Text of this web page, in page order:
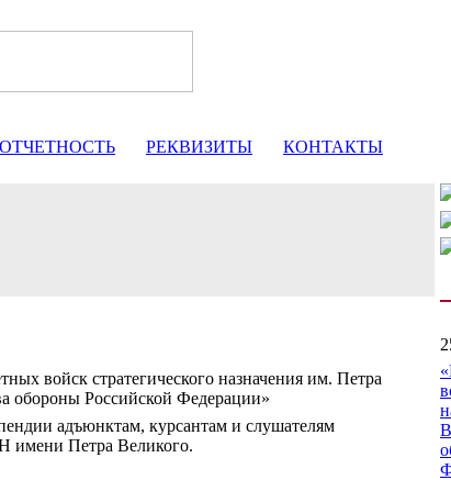
ОТЧЕТНОСТЬ РЕКВИЗИТЫ КОНТАКТЫ
войск стратегического назначения им. Петра
обороны Российской Федерации»
адъюнктам, курсантам и слушателям
имени Петра Великого.